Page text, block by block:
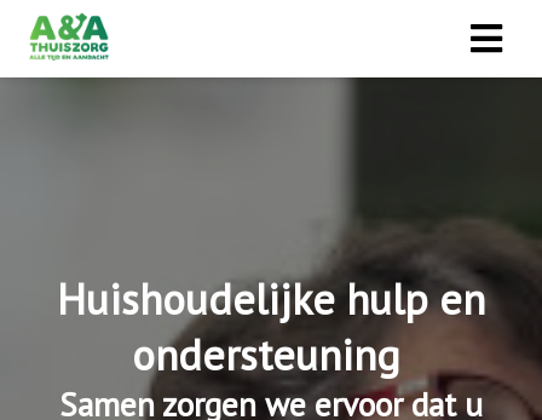
Huishoudelijke hulp en
ondersteuning
Samen zorgen we ervoor dat u